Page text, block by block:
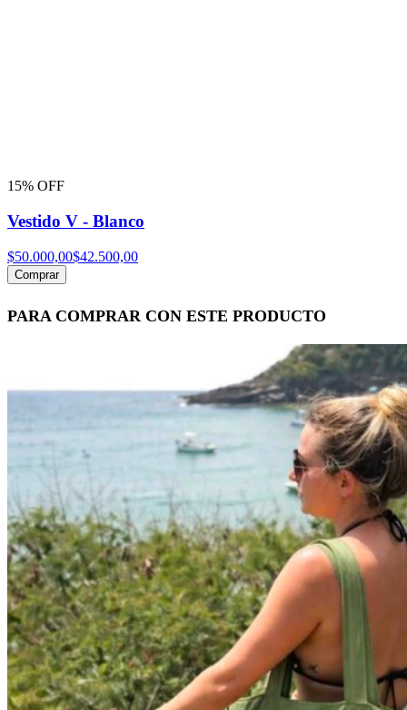
15% OFF
Vestido V - Blanco
$50.000,00$42.500,00
Comprar
PARA COMPRAR CON ESTE PRODUCTO